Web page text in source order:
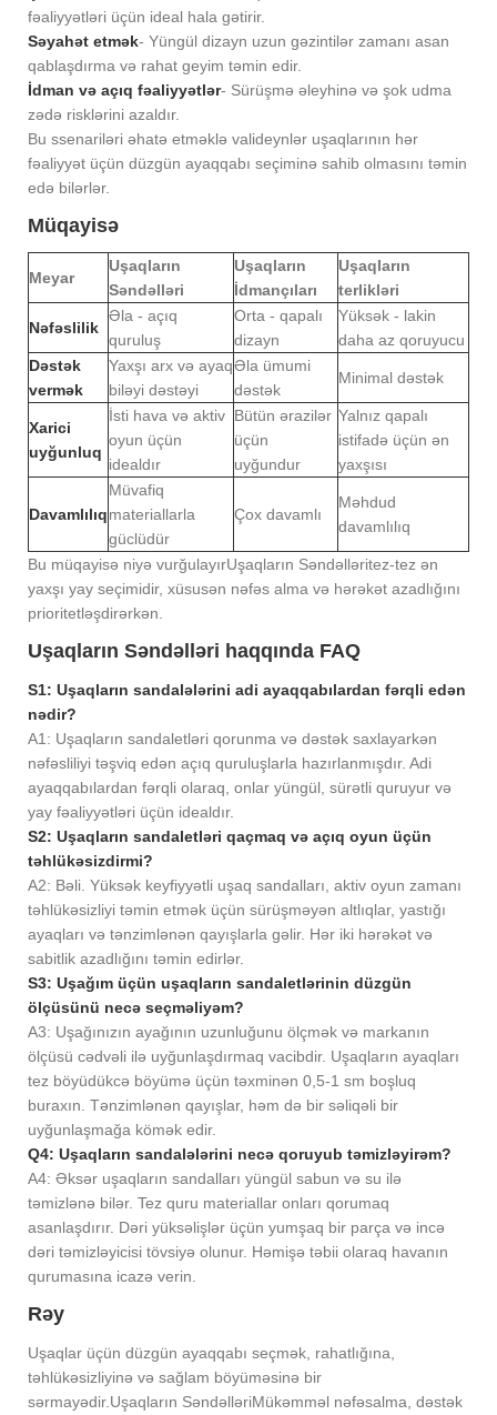
fəaliyyətləri üçün ideal hala gətirir.
Səyahət etmək- Yüngül dizayn uzun gəzintilər zamanı asan
qablaşdırma və rahat geyim təmin edir.
İdman və açıq fəaliyyətlər- Sürüşmə əleyhinə və şok udma
zədə risklərini azaldır.
Bu ssenariləri əhatə etməklə valideynlər uşaqlarının hər
fəaliyyət üçün düzgün ayaqqabı seçiminə sahib olmasını təmin
edə bilərlər.
Müqayisə
Meyar
Uşaqların
Səndəlləri
Uşaqların
İdmançıları
Uşaqların
terlikləri
Nəfəslilik
Əla - açıq
quruluş
Orta - qapalı
dizayn
Yüksək - lakin
daha az qoruyucu
Dəstək
vermək
Yaxşı arx və ayaq
biləyi dəstəyi
Əla ümumi
dəstək
Minimal dəstək
Xarici
uyğunluq
İsti hava və aktiv
oyun üçün
idealdır
Bütün ərazilər
üçün
uyğundur
Yalnız qapalı
istifadə üçün ən
yaxşısı
Davamlılıq
Müvafiq
materiallarla
güclüdür
Çox davamlı
Məhdud
davamlılıq
Bu müqayisə niyə vurğulayırUşaqların Səndəlləritez-tez ən
yaxşı yay seçimidir, xüsusən nəfəs alma və hərəkət azadlığını
prioritetləşdirərkən.
Uşaqların Səndəlləri haqqında FAQ
S1: Uşaqların sandalələrini adi ayaqqabılardan fərqli edən
nədir?
A1: Uşaqların sandaletləri qorunma və dəstək saxlayarkən
nəfəsliliyi təşviq edən açıq quruluşlarla hazırlanmışdır. Adi
ayaqqabılardan fərqli olaraq, onlar yüngül, sürətli quruyur və
yay fəaliyyətləri üçün idealdır.
S2: Uşaqların sandaletləri qaçmaq və açıq oyun üçün
təhlükəsizdirmi?
A2: Bəli. Yüksək keyfiyyətli uşaq sandalları, aktiv oyun zamanı
təhlükəsizliyi təmin etmək üçün sürüşməyən altlıqlar, yastığı
ayaqları və tənzimlənən qayışlarla gəlir. Hər iki hərəkət və
sabitlik azadlığını təmin edirlər.
S3: Uşağım üçün uşaqların sandaletlərinin düzgün
ölçüsünü necə seçməliyəm?
A3: Uşağınızın ayağının uzunluğunu ölçmək və markanın
ölçüsü cədvəli ilə uyğunlaşdırmaq vacibdir. Uşaqların ayaqları
tez böyüdükcə böyümə üçün təxminən 0,5-1 sm boşluq
buraxın. Tənzimlənən qayışlar, həm də bir səliqəli bir
uyğunlaşmağa kömək edir.
Q4: Uşaqların sandalələrini necə qoruyub təmizləyirəm?
A4: Əksər uşaqların sandalları yüngül sabun və su ilə
təmizlənə bilər. Tez quru materiallar onları qorumaq
asanlaşdırır. Dəri yüksəlişlər üçün yumşaq bir parça və incə
dəri təmizləyicisi tövsiyə olunur. Həmişə təbii olaraq havanın
qurumasına icazə verin.
Rəy
Uşaqlar üçün düzgün ayaqqabı seçmək, rahatlığına,
təhlükəsizliyinə və sağlam böyüməsinə bir
sərmayədir. Uşaqların SəndəlləriMükəmməl nəfəsalma, dəstək